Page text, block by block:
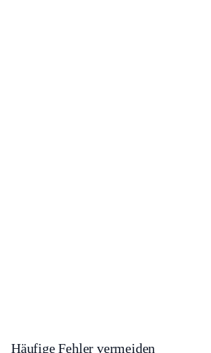
Häufige Fehler vermeiden